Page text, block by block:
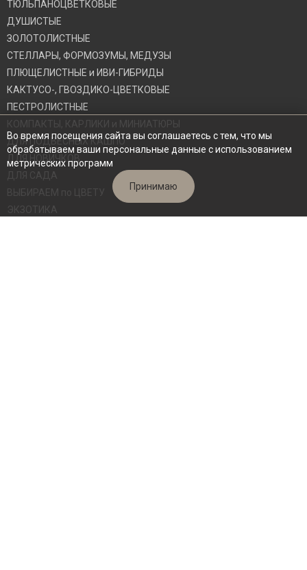
ТЮЛЬПАНОЦВЕТКОВЫЕ
ДУШИСТЫЕ
ЗОЛОТОЛИСТНЫЕ
СТЕЛЛАРЫ, ФОРМОЗУМЫ, МЕДУЗЫ
ПЛЮЩЕЛИСТНЫЕ и ИВИ-ГИБРИДЫ
КАКТУСО-, ГВОЗДИКО-ЦВЕТКОВЫЕ
ПЕСТРОЛИСТНЫЕ
КОМПАКТЫ, КАРЛИКИ и МИНИАТЮРЫ
ДЛЯ ПОДВЕСНЫХ КАШПО
ДЛЯ НОВИЧКОВ
ДЛЯ САДА
ВЫБИРАЕМ по ЦВЕТУ
ЭКЗОТИКА
Во время посещения сайта вы соглашаетесь с тем, что мы
обрабатываем ваши персональные данные с использованием
метрических программ
Принимаю